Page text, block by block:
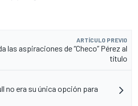
ARTÍCULO PREVIO
las aspiraciones de “Checo” Pérez al
título
no era su única opción para